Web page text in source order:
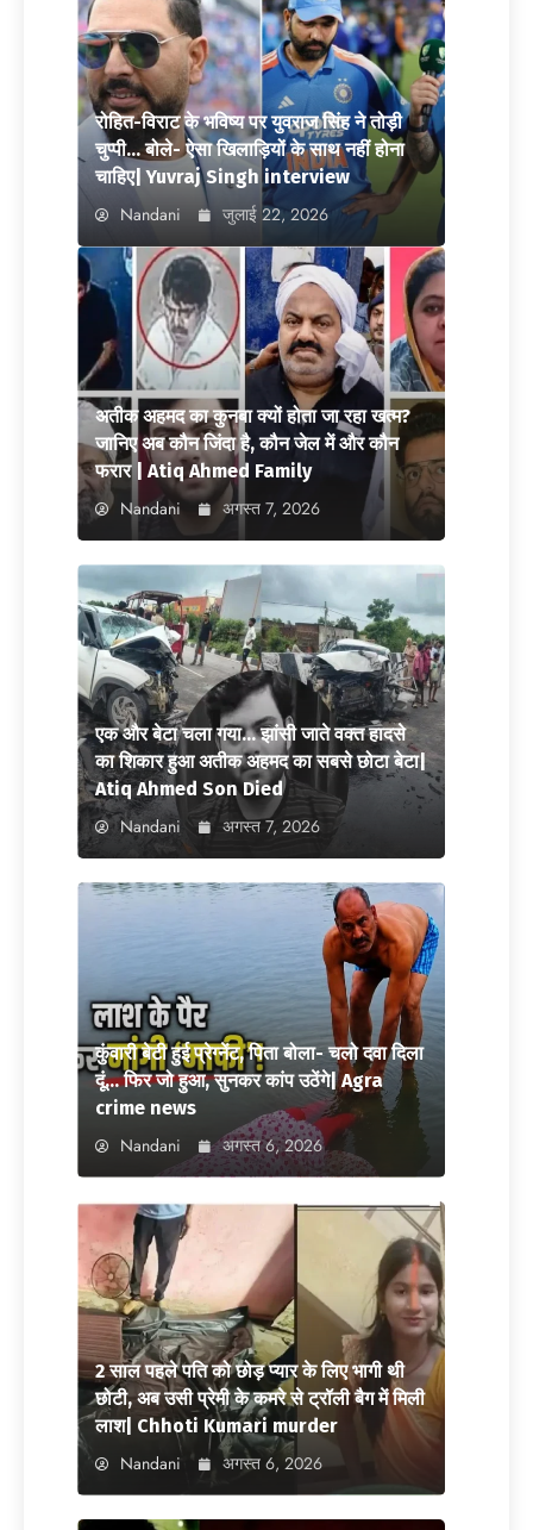
रोहित-विराट के भविष्य पर युवराज सिंह ने तोड़ी
चुप्पी… बोले- ऐसा खिलाड़ियों के साथ नहीं होना
चाहिए| Yuvraj Singh interview
Nandani जुलाई 22, 2026
अतीक अहमद का कुनबा क्यों होता जा रहा खत्म?
जानिए अब कौन जिंदा है, कौन जेल में और कौन
फरार | Atiq Ahmed Family
Nandani अगस्त 7, 2026
एक और बेटा चला गया… झांसी जाते वक्त हादसे
का शिकार हुआ अतीक अहमद का सबसे छोटा बेटा|
Atiq Ahmed Son Died
Nandani अगस्त 7, 2026
कुंवारी बेटी हुई प्रेग्नेंट, पिता बोला- चलो दवा दिला
दूं… फिर जो हुआ, सुनकर कांप उठेंगे| Agra
crime news
Nandani अगस्त 6, 2026
2 साल पहले पति को छोड़ प्यार के लिए भागी थी
छोटी, अब उसी प्रेमी के कमरे से ट्रॉली बैग में मिली
लाश| Chhoti Kumari murder
Nandani अगस्त 6, 2026